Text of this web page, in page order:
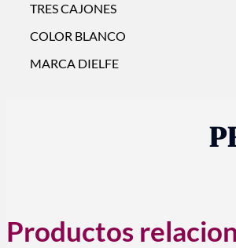
TRES CAJONES
COLOR BLANCO
MARCA DIELFE
Productos